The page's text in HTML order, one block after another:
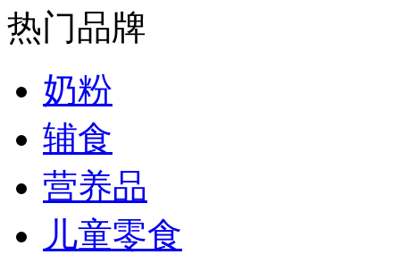
热门品牌
奶粉
辅食
营养品
儿童零食